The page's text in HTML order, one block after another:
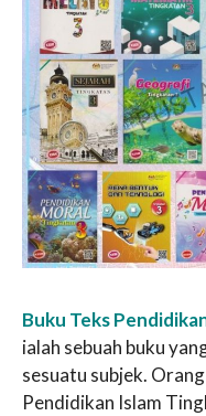
Buku Teks
ialah sebuah buku
sesuatu subjek.
Pendidikan Islam